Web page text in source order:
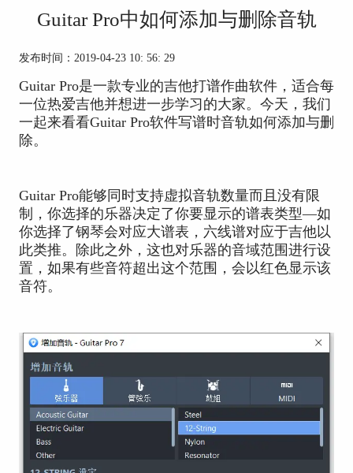
Guitar Pro中如何添加与删除音轨
发布时间：2019-04-23 10: 56: 29
Guitar Pro是一款专业的吉他打谱作曲软件，适合每
一位热爱吉他并想进一步学习的大家。今天，我们
一起来看看Guitar Pro软件写谱时音轨如何添加与删
除。
Guitar Pro能够同时支持虚拟音轨数量而且没有限
制，你选择的乐器决定了你要显示的谱表类型—如
你选择了钢琴会对应大谱表，六线谱对应于吉他以
此类推。除此之外，这也对乐器的音域范围进行设
置，如果有些音符超出这个范围，会以红色显示该
音符。